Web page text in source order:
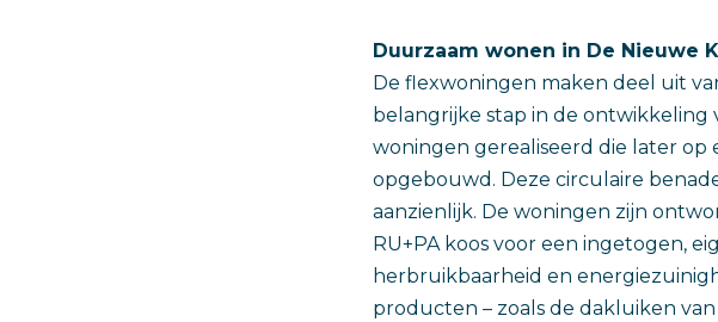
Duurzaam wonen in De Nieuwe
De flexwoningen maken deel uit
belangrijke stap in de
woningen gerealiseerd die later
opgebouwd. Deze circulaire
aanzienlijk. De woningen zijn
RU+PA koos voor een ingetogen,
herbruikbaarheid en
producten – zoals de dakluiken